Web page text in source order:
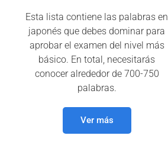
Esta lista contiene las palabras en
japonés que debes dominar para
aprobar el examen del nivel más
básico. En total, necesitarás
conocer alrededor de 700-750
palabras.
Ver más